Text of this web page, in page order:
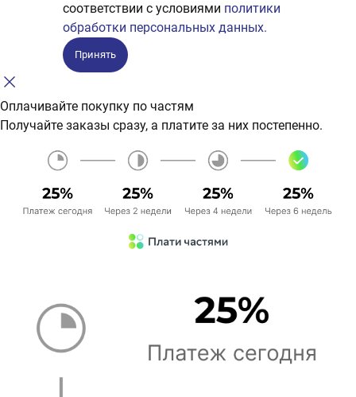
соответствии с условиями политики
обработки персональных данных.
Принять
Оплачивайте покупку по частям
Получайте заказы сразу, а платите за них постепенно.